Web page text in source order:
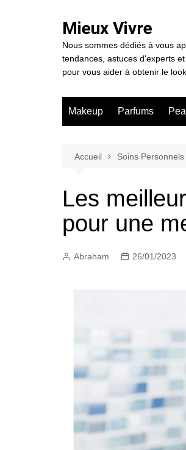
Mieux Vivre
Nous sommes dédiés à vous
tendances, astuces d'experts
pour vous aider à obtenir le
Makeup Parfums
Accueil Soins Personnels
Les
pour une
Abraham 26/01/2023